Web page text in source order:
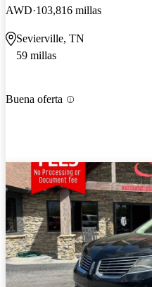
AWD 103,816 millas
Sevierville, TN
59 millas
Buena oferta